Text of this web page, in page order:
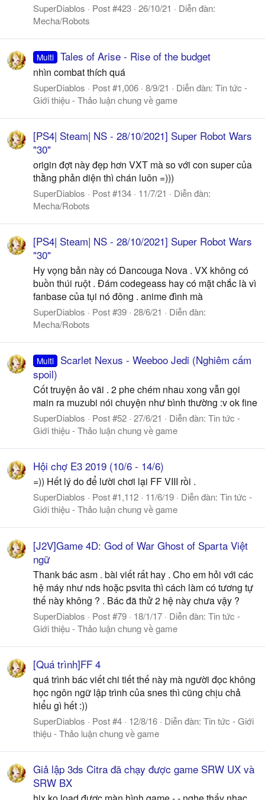
SuperDiablos Post #423 26/10/21
Diễn đàn:
Mecha/Robots
Multi Tales of Arise - Rise of the budget
nhìn combat thích quá
SuperDiablos Post #1,006 8/9/21 Diễn đàn: Tin tức -
Giới thiệu - Thảo luận chung về game
[PS4| Steam| NS - 28/10/2021] Super Robot Wars
"30"
origin đợt này đẹp hơn VXT mà so với con super của
thằng phản diện thì chán luôn =)))
SuperDiablos Post #134 11/7/21
Diễn đàn:
Mecha/Robots
[PS4| Steam| NS - 28/10/2021] Super Robot Wars
"30"
Hy vọng bản này có Dancouga Nova . VX không có
buồn thúi ruột . Đám codegeass hay có mặt chắc là vì
fanbase của tụi nó đông . anime đình mà
SuperDiablos Post #39 28/6/21
Diễn đàn:
Mecha/Robots
Multi
Scarlet Nexus - Weeboo Jedi (Nghiêm cấm
spoil)
Cốt truyện ảo vãi . 2 phe chém nhau xong vẫn gọi
main ra muzubi nói chuyện như bình thường :v ok fine
SuperDiablos Post #52 27/6/21 Diễn đàn: Tin tức -
Giới thiệu - Thảo luận chung về game
Hội chợ E3 2019 (10/6 - 14/6)
=)) Hết lý do để lười chơi lại FF VIII rồi .
SuperDiablos Post #1,112 11/6/19 Diễn đàn: Tin tức -
Giới thiệu - Thảo luận chung về game
[J2V]Game 4D: God of War Ghost of Sparta Việt
ngữ
Thank bác asm . bài viết rất hay . Cho em hỏi với các
hệ máy như nds hoặc psvita thì cách làm có tương tự
thế này không ? . Bác đã thử 2 hệ này chưa vậy ?
SuperDiablos Post #79 18/1/17 Diễn đàn: Tin tức -
Giới thiệu - Thảo luận chung về game
[Quá trình]FF 4
quá trình bác viết chi tiết thế này mà người đọc không
học ngôn ngữ lập trình của snes thì cũng chịu chả
hiểu gì hết :))
SuperDiablos Post #4 12/8/16 Diễn đàn: Tin tức - Giới
thiệu - Thảo luận chung về game
Giả lập 3ds Citra đã chạy được game SRW UX và
SRW BX